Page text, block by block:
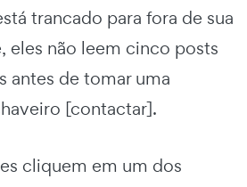
trancado para fora de sua
eles não leem cinco posts
antes de tomar uma
[contactar].
cliquem em um dos